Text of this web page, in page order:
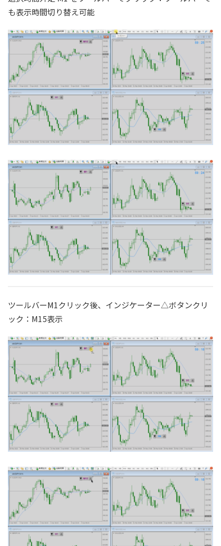
も表示時間切り替え可能
ツールバーM1クリック後、インジケーター△ボタンクリ
ック：M15表示